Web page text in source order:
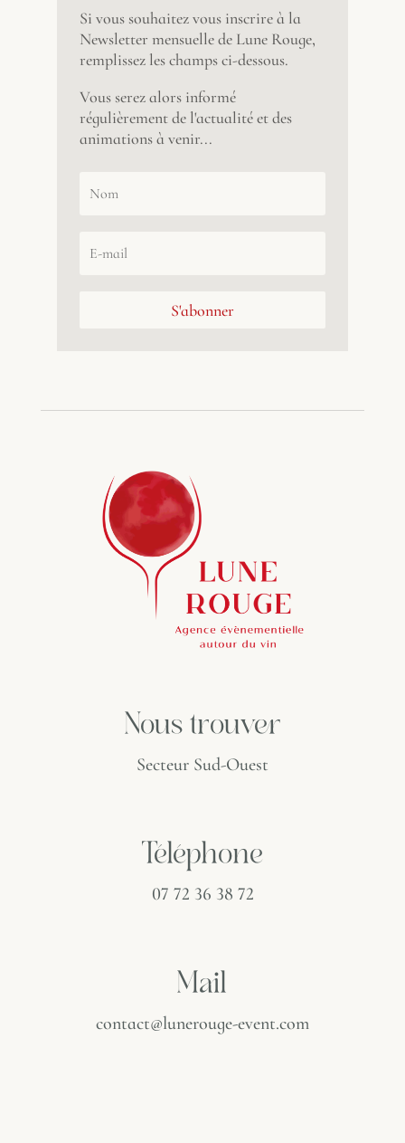
Si vous souhaitez vous inscrire à la
Newsletter mensuelle de Lune Rouge,
remplissez les champs ci-dessous.
Vous serez alors informé
régulièrement de l'actualité et des
animations à venir...
S'abonner
Nous trouver
Secteur Sud-Ouest
Téléphone
07 72 36 38 72
Mail
contact@lunerouge-event.com